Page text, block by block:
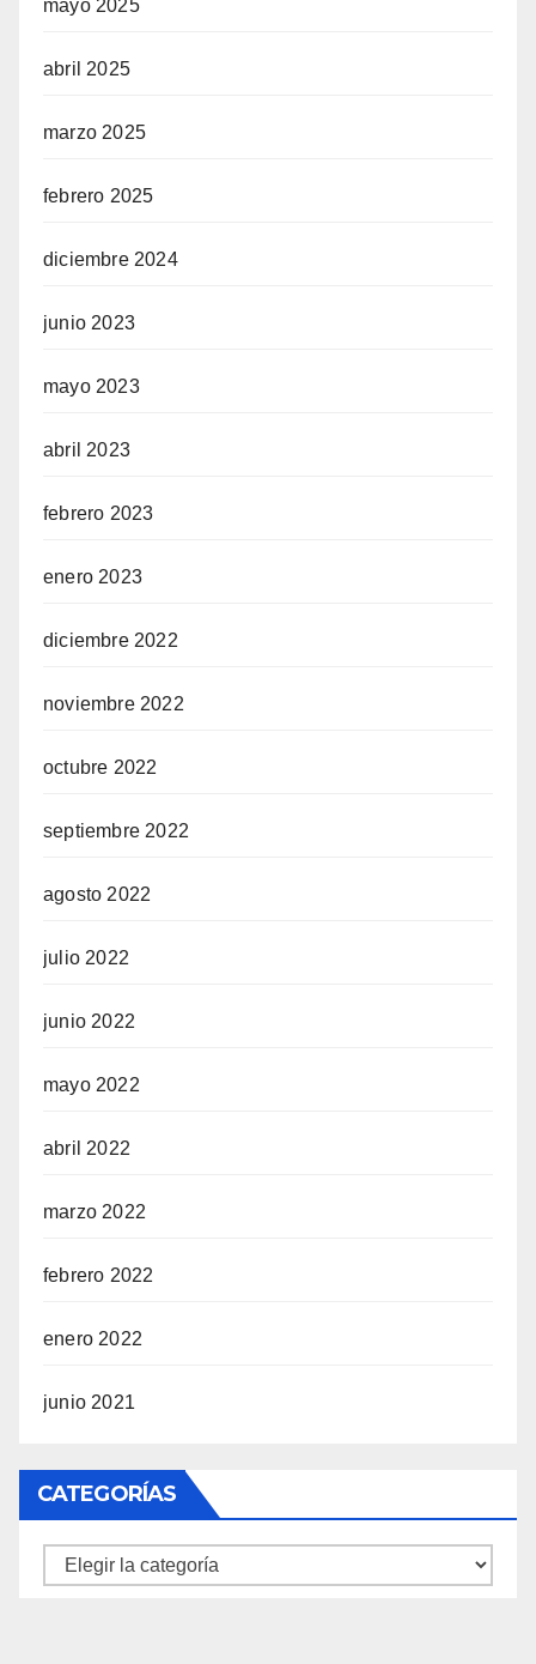
mayo 2025
abril 2025
marzo 2025
febrero 2025
diciembre 2024
junio 2023
mayo 2023
abril 2023
febrero 2023
enero 2023
diciembre 2022
noviembre 2022
octubre 2022
septiembre 2022
agosto 2022
julio 2022
junio 2022
mayo 2022
abril 2022
marzo 2022
febrero 2022
enero 2022
junio 2021
CATEGORÍAS
Categorías